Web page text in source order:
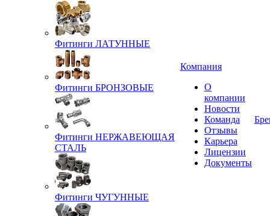
Фитинги ЛАТУННЫЕ
Фитинги БРОНЗОВЫЕ
Фитинги НЕРЖАВЕЮЩАЯ
СТАЛЬ
Фитинги ЧУГУННЫЕ
Компания
О
компании
Новости
Команда
Отзывы
Карьера
Лицензии
Документы